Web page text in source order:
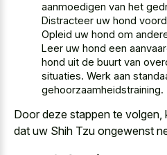
aanmoedigen van het
Distracteer uw hond
Opleid uw hond om
Leer uw hond een
hond uit de buurt van
situaties. Werk aan
gehoorzaamheidstraining.
Door deze stappen te
dat uw Shih Tzu ongewenst